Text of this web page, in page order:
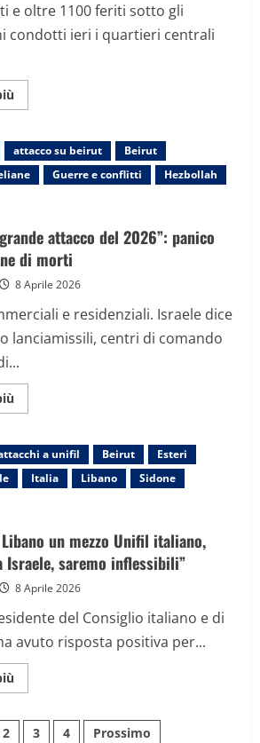
raid
israeliani
e oltre 1100 feriti sotto gli
condotti ieri i quartieri centrali
informazioni
sotto
attacco
dei
raid
“È
stato
terrificante”
attacco su beirut
Beirut
Guerre e conflitti
Hezbollah
attacco del 2026”: panico
di morti
8 Aprile 2026
e residenziali. Israele dice
lanciamissili, centri di comando
informazioni
Beirut
“il
più
grande
panico
nelle
strade,
decine
di
morti
a unifil Beirut
Esteri
Italia Libano
Sidone
un mezzo Unifil italiano,
Israele, saremo inflessibili”
8 Aprile 2026
del Consiglio italiano e di
avuto risposta positiva per...
informazioni
colpito
2 3 4 Prossimo